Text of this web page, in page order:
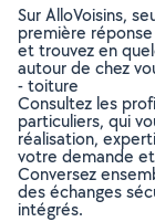
Sur AlloVoisins,
première
et trouvez en
autour de chez
- toiture
Consultez les
particuliers, qui
réalisation,
votre demande
Conversez
des échanges
intégrés.